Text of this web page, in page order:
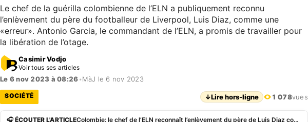
Le chef de la guérilla colombienne de l’ELN a publiquement reconnu
l’enlèvement du père du footballeur de Liverpool, Luis Diaz, comme une
«erreur». Antonio Garcia, le commandant de l’ELN, a promis de travailler pour
la libération de l’otage.
Casimir Vodjo
Voir tous ses articles
Le 6 nov 2023 à 08:26•MàJ le 6 nov 2023
SOCIÉTÉ ↓Lire hors-ligne 1 078vues
🎧 ÉCOUTER L'ARTICLE Colombie: le chef de l’ELN reconnaît l’enlèvement du père de Luis Diaz comme une «erreur»